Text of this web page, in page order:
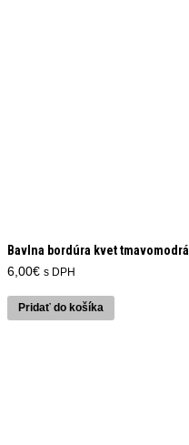
Bavlna bordúra kvet tmavomodrá
6,00€ s DPH
Pridať do košíka